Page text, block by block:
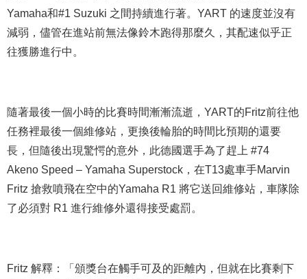
Yamaha和#1 Suzuki 之間持續進行著。YART 的速度並沒有
減弱，儘管在進站前無法像鈴木跑得那麼久，其配速似乎正
往獲勝進行中。
隨著最後一個小時的比賽時間漸漸流逝，YART的Fritz前往他
任務裡最後一個維修站，更換後輪胎的時間比預期的還要
長，但隨後出現驚愕的意外，此德國選手為了趕上 #74
Akeno Speed – Yamaha Superstock，在T13處車手Marvin
Fritz 搶救噴飛在空中的Yamaha R1 將它送回維修站，車隊除
了必須對 R1 進行維修外還得接受處罰。
Fritz 解釋：「頒獎台在觸手可及的距離內，但就在比賽剩下